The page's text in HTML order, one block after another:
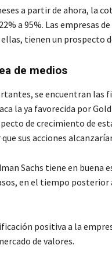
a partir de ahora, la
a 95%. Las empresas
tienen un prospecto
de medios
se encuentran las
la ya favorecida por
de crecimiento de
sus acciones
Sachs tiene en buena
en el tiempo posterior
positiva a la
de valores.